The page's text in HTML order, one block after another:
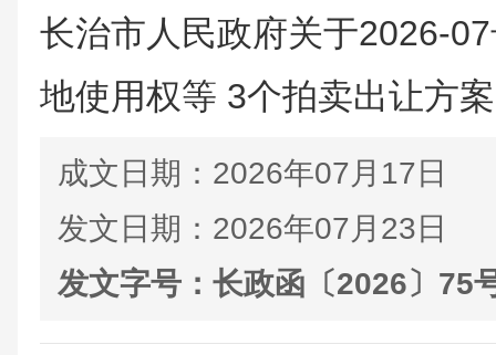
长治市人民政府关于2026-
地使用权等 3个拍卖出让方
成文日期： 2026年07月17日
发文日期： 2026年07月23日
发文字号： 长政函〔2026〕75